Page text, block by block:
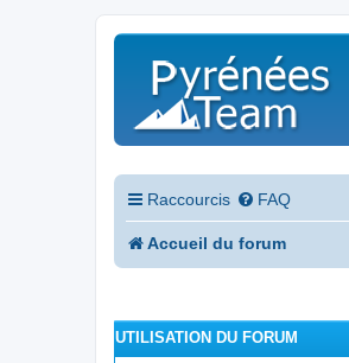
Raccourcis FAQ
Accueil du forum
UTILISATION DU FORUM